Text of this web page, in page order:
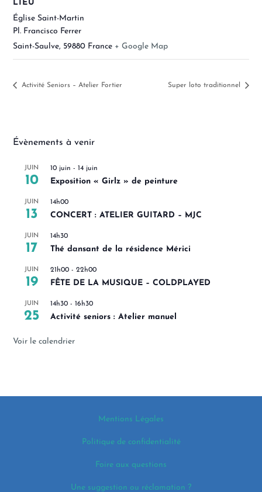
LIEU
Église Saint-Martin
Pl. Francisco Ferrer
Saint-Saulve, 59880 France + Google Map
Activité Seniors – Atelier Fortier Super loto traditionnel
Évènements à venir
JUIN
10
10 juin -14 juin
Exposition « Girlz » de peinture
JUIN
13
14h00
CONCERT : ATELIER GUITARD – MJC
JUIN
17
14h30
Thé dansant de la résidence Mérici
JUIN
19
21h00 -22h00
FÊTE DE LA MUSIQUE – COLDPLAYED
JUIN
25
14h30 -16h30
Activité seniors : Atelier manuel
Voir le calendrier
Mentions Légales
Politique de confidentialité
Foire aux questions
Une suggestion ou réclamation ?